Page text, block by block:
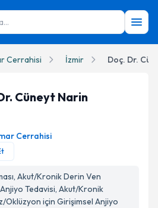
Cerrahisi İzmir Doç. Dr.
Fotoğrafı
Cüneyt Narin
Cerrahisi
Akut/Kronik Derin Ven
Tedavisi, Akut/Kronik
için Girişimsel Anjiyo